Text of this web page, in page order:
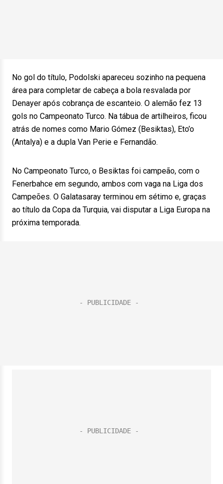
No gol do título, Podolski apareceu sozinho na pequena
área para completar de cabeça a bola resvalada por
Denayer após cobrança de escanteio. O alemão fez 13
gols no Campeonato Turco. Na tábua de artilheiros, ficou
atrás de nomes como Mario Gómez (Besiktas), Eto’o
(Antalya) e a dupla Van Perie e Fernandão.
No Campeonato Turco, o Besiktas foi campeão, com o
Fenerbahce em segundo, ambos com vaga na Liga dos
Campeões. O Galatasaray terminou em sétimo e, graças
ao título da Copa da Turquia, vai disputar a Liga Europa na
próxima temporada.